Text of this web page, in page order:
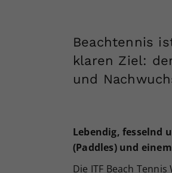
Beachtennis
klaren Ziel:
und
Lebendig, fesselnd
(Paddles) und
Die ITF Beach